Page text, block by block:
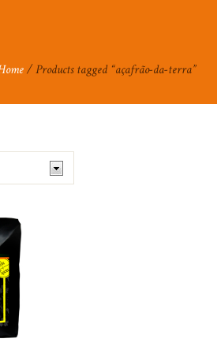
/ Products tagged “açafrão-da-terra”